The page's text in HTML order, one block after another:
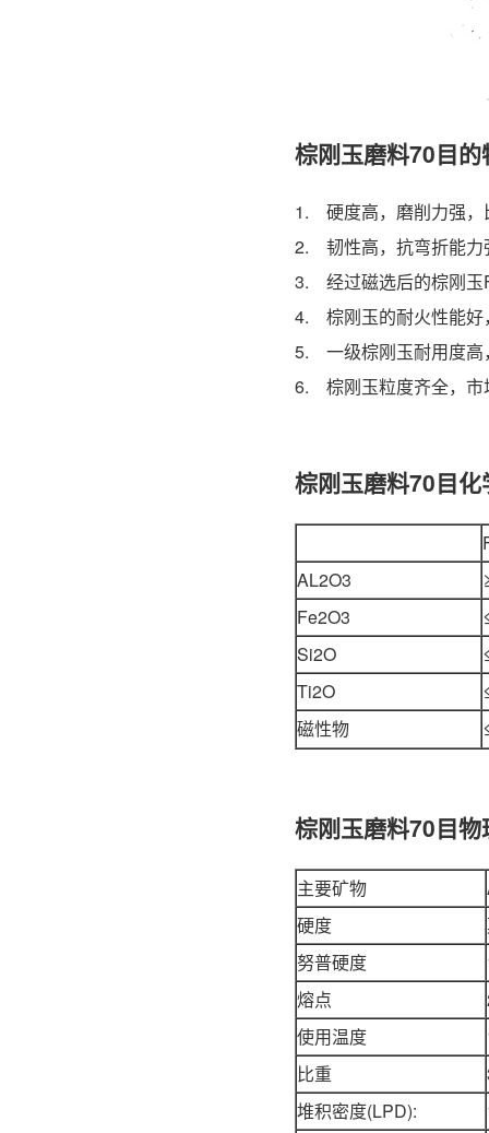
棕刚玉磨料70目的
1. 硬度高，磨削力强，
2. 韧性高，抗弯折能力
3. 经过磁选后的棕刚玉
4. 棕刚玉的耐火性能好
5. 一级棕刚玉耐用度高
6. 棕刚玉粒度齐全，市
棕刚玉磨料70目化
AL2O3
Fe2O3
Si2O
Ti2O
磁性物
棕刚玉磨料70目物
主要矿物
硬度
努普硬度
熔点
使用温度
比重
堆积密度(LPD):